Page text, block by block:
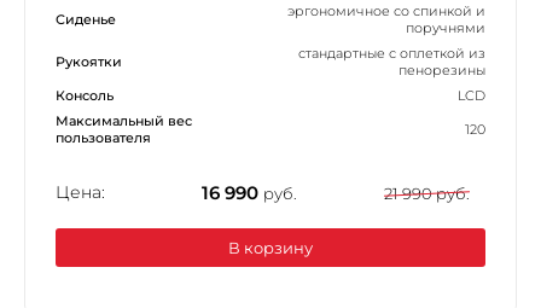
Сиденье
эргономичное со спинкой и
поручнями
Рукоятки
стандартные с оплеткой из
пенорезины
Консоль
LCD
Максимальный вес
пользователя
120
Цена: 16 990 руб. 21 990 руб.
В корзину